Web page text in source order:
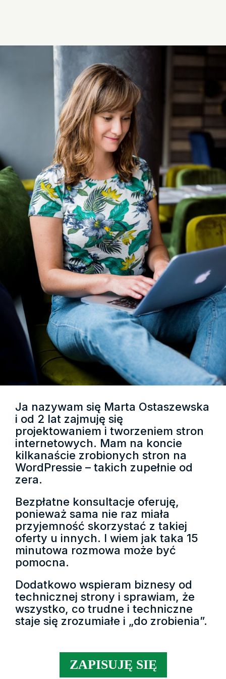
Ja nazywam się Marta Ostaszewska
i od 2 lat zajmuję się
projektowaniem i tworzeniem stron
internetowych. Mam na koncie
kilkanaście zrobionych stron na
WordPressie – takich zupełnie od
zera.
Bezpłatne konsultacje oferuję,
ponieważ sama nie raz miała
przyjemność skorzystać z takiej
oferty u innych. I wiem jak taka 15
minutowa rozmowa może być
pomocna.
Dodatkowo wspieram biznesy od
technicznej strony i sprawiam, że
wszystko, co trudne i techniczne
staje się zrozumiałe i „do zrobienia”.
ZAPISUJĘ SIĘ